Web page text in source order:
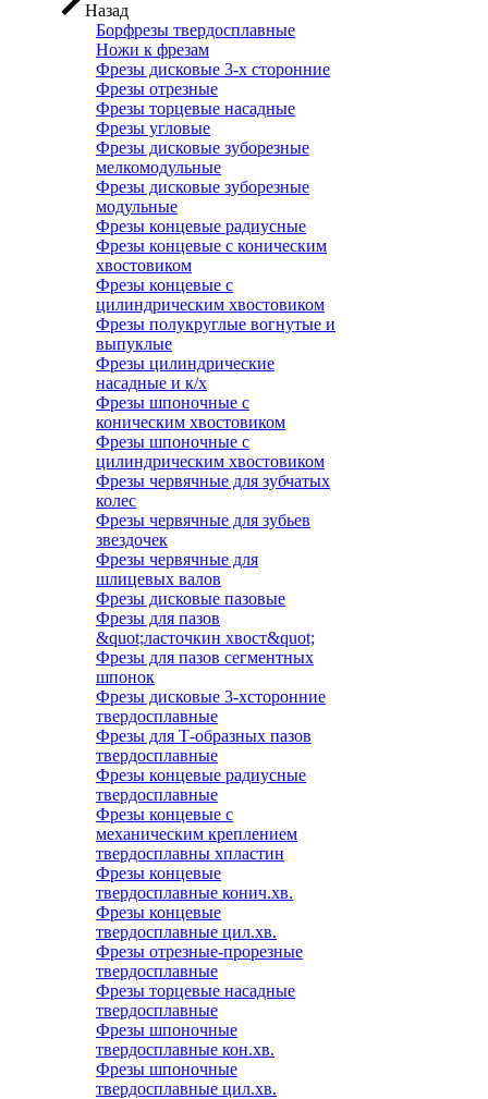
Назад
Борфрезы твердосплавные
Ножи к фрезам
Фрезы дисковые 3-х сторонние
Фрезы отрезные
Фрезы торцевые насадные
Фрезы угловые
Фрезы дисковые зуборезные
мелкомодульные
Фрезы дисковые зуборезные
модульные
Фрезы концевые радиусные
Фрезы концевые с коническим
хвостовиком
Фрезы концевые с
цилиндрическим хвостовиком
Фрезы полукруглые вогнутые и
выпуклые
Фрезы цилиндрические
насадные и к/х
Фрезы шпоночные с
коническим хвостовиком
Фрезы шпоночные с
цилиндрическим хвостовиком
Фрезы червячные для зубчатых
колес
Фрезы червячные для зубьев
звездочек
Фрезы червячные для
шлицевых валов
Фрезы дисковые пазовые
Фрезы для пазов
&quot;ласточкин хвост&quot;
Фрезы для пазов сегментных
шпонок
Фрезы дисковые 3-хсторонние
твердосплавные
Фрезы для Т-образных пазов
твердосплавные
Фрезы концевые радиусные
твердосплавные
Фрезы концевые с
механическим креплением
твердосплавны хпластин
Фрезы концевые
твердосплавные конич.хв.
Фрезы концевые
твердосплавные цил.хв.
Фрезы отрезные-прорезные
твердосплавные
Фрезы торцевые насадные
твердосплавные
Фрезы шпоночные
твердосплавные кон.хв.
Фрезы шпоночные
твердосплавные цил.хв.